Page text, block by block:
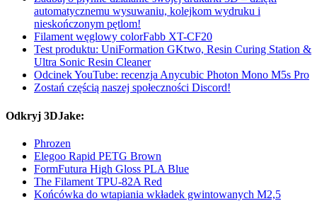
automatycznemu wysuwaniu, kolejkom wydruku i
nieskończonym pętlom!
Filament węglowy colorFabb XT-CF20
Test produktu: UniFormation GKtwo, Resin Curing Station &
Ultra Sonic Resin Cleaner
Odcinek YouTube: recenzja Anycubic Photon Mono M5s Pro
Zostań częścią naszej społeczności Discord!
Odkryj 3DJake:
Phrozen
Elegoo Rapid PETG Brown
FormFutura High Gloss PLA Blue
The Filament TPU-82A Red
Końcówka do wtapiania wkładek gwintowanych M2,5